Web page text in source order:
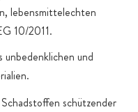
lebensmittelechten
10/2011.
unbedenklichen und
schützender